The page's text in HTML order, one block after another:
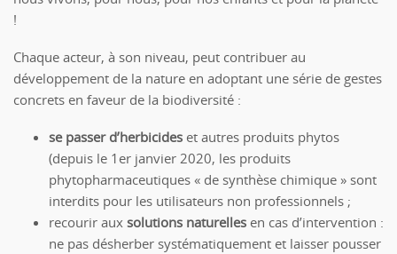
!
Chaque acteur, à son niveau, peut contribuer au
développement de la nature en adoptant une série de gestes
concrets en faveur de la biodiversité :
se passer d’herbicides et autres produits phytos
(depuis le 1er janvier 2020, les produits
phytopharmaceutiques « de synthèse chimique » sont
interdits pour les utilisateurs non professionnels ;
recourir aux solutions naturelles en cas d’intervention :
ne pas désherber systématiquement et laisser pousser